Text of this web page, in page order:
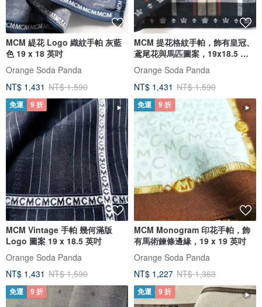
MCM 緹花 Logo 織紋手帕 灰藍
色 19 x 18 英吋
Orange Soda Panda
NT$ 1,431 NT$ 1,590
MCM 提花格紋手帕，飾有皇冠、
鳶尾花與馬匹圖案，19x18.5 英
吋
Orange Soda Panda
NT$ 1,431 NT$ 1,590
免運 9 折
MCM Vintage 手帕 幾何滿版
Logo 圖案 19 x 18.5 英吋
Orange Soda Panda
NT$ 1,431 NT$ 1,590
免運 9 折
MCM Monogram 印花手帕，飾
有馬術鍊條邊緣，19 x 19 英吋
Orange Soda Panda
NT$ 1,227 NT$ 1,363
免運 9 折 免運 9 折